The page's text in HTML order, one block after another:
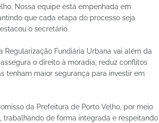
Nossa equipe está empenhada em
que cada etapa do processo seja
o secretário.
Fundiária Urbana vai além da
o direito à moradia, reduz conflitos
tenham maior segurança para investir em
da Prefeitura de Porto Velho, por meio
trabalhando de forma integrada e respeitando